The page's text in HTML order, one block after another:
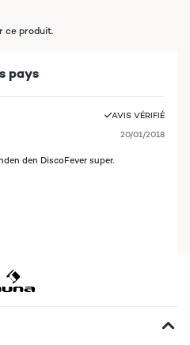
ce produit.
pays
AVIS VÉRIFIÉ
20/01/2018
den DiscoFever super.